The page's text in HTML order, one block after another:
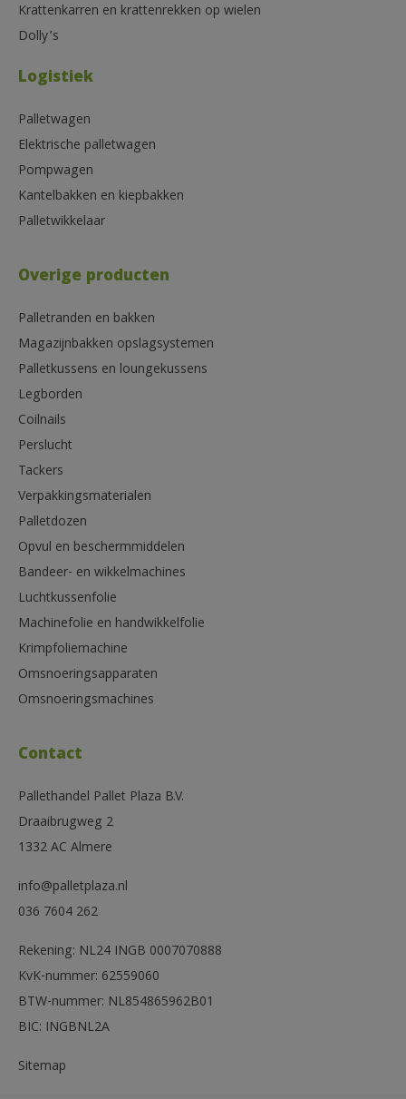
Krattenkarren en krattenrekken op wielen
Dolly’s
Logistiek
Palletwagen
Elektrische palletwagen
Pompwagen
Kantelbakken en kiepbakken
Palletwikkelaar
Overige producten
Palletranden en bakken
Magazijnbakken opslagsystemen
Palletkussens en loungekussens
Legborden
Coilnails
Perslucht
Tackers
Verpakkingsmaterialen
Palletdozen
Opvul en beschermmiddelen
Bandeer- en wikkelmachines
Luchtkussenfolie
Machinefolie en handwikkelfolie
Krimpfoliemachine
Omsnoeringsapparaten
Omsnoeringsmachines
Contact
Pallethandel Pallet Plaza B.V.
Draaibrugweg 2
1332 AC Almere
info@palletplaza.nl
036 7604 262
Rekening: NL24 INGB 0007070888
KvK-nummer: 62559060
BTW-nummer: NL854865962B01
BIC: INGBNL2A
Sitemap